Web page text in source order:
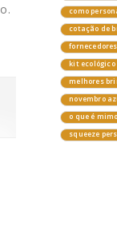
como
cotação de
kit
melhores
novembro
o que é mimo
squeeze